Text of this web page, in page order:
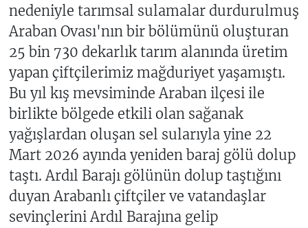
nedeniyle tarımsal sulamalar durdurulmuş
Araban Ovası'nın bir bölümünü oluşturan
25 bin 730 dekarlık tarım alanında üretim
yapan çiftçilerimiz mağduriyet yaşamıştı.
Bu yıl kış mevsiminde Araban ilçesi ile
birlikte bölgede etkili olan sağanak
yağışlardan oluşan sel sularıyla yine 22
Mart 2026 ayında yeniden baraj gölü dolup
taştı. Ardıl Barajı gölünün dolup taştığını
duyan Arabanlı çiftçiler ve vatandaşlar
sevinçlerini Ardıl Barajına gelip